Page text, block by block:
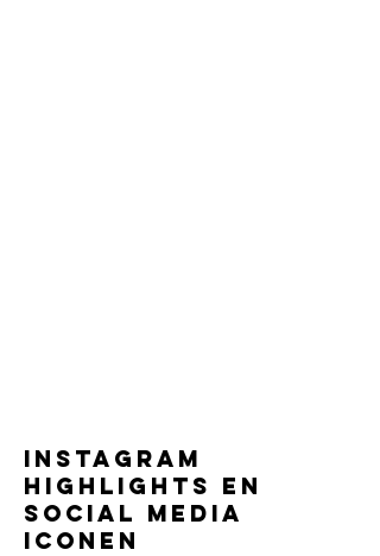
INSTAGRAM
HIGHLIGHTS en
social media
iconen